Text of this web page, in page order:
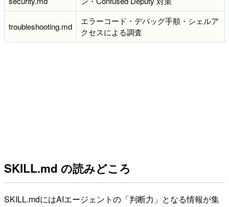
troubleshooting.md
エラーコード・デバッグ手順・シェルア
クセスによる調査
SKILL.md の読みどころ
SKILL.mdにはAIエージェントの「判断力」となる情報が集